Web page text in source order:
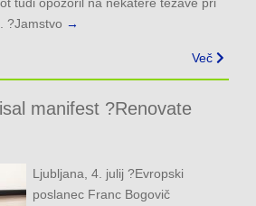
?Jamstvo →
Več
manifest ?Renovate
Ljubljana, 4. julij ?Evropski
poslanec Franc Bogovič